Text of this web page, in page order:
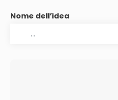
Nome dell’idea